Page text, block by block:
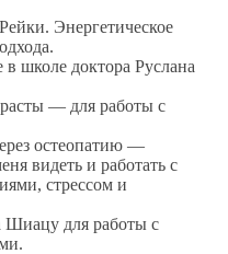
Энергетическое
в школе доктора Руслана
— для работы с
остеопатию —
видеть и работать с
стрессом и
Шиацу для работы с